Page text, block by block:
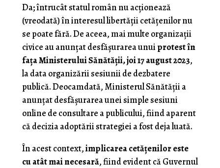
Da; întrucât statul român nu acţionează
(vreodată) în interesul libertăţii cetăţenilor nu
se poate fără. De aceea, mai multe organizaţii
civice au anunţat desfăşurarea unui protest în
faţa Ministerului Sănătăţii, joi 17 august 2023,
la data organizării sesiunii de dezbatere
publică. Deocamdată, Ministerul Sănătăţii a
anunţat desfăşurarea unei simple sesiuni
online de consultare a publicului, fiind aparent
că decizia adoptării strategiei a fost deja luată.
În acest context,implicarea cetăţenilor este
cu atât mai necesară, fiind evident că Guvernul